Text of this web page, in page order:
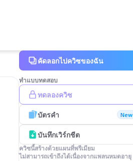
คัดลอกไปควิซของฉัน
ทำแบบทดสอบ
ทดลองควิซ
บัตรคำ New
บันทึกเวิร์กชีต
ควิซนี้สร้างด้วยแผนที่พรีเมียม
ไม่สามารถเข้าถึงได้เนื่องจากแพลนหมดอายุ